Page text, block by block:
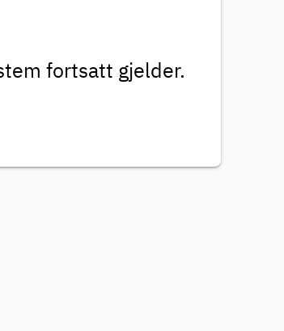
fortsatt gjelder.